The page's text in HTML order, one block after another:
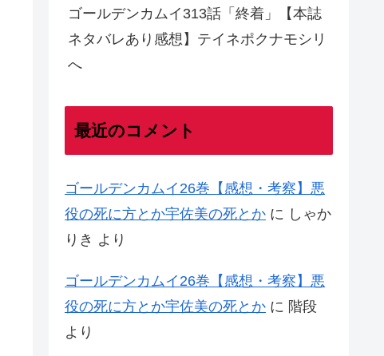
ゴールデンカムイ313話「終着」【本誌
ネタバレあり感想】テイネポクナモシリ
へ
最近のコメント
ゴールデンカムイ26巻【感想・考察】悪
役の死に方とか宇佐美の死とか に しゃか
りき より
ゴールデンカムイ26巻【感想・考察】悪
役の死に方とか宇佐美の死とか に 階段
より